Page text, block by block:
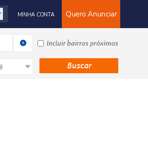
Quero Anunciar
MINHA CONTA
Incluir bairros próximos